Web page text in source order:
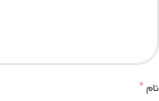
نام*